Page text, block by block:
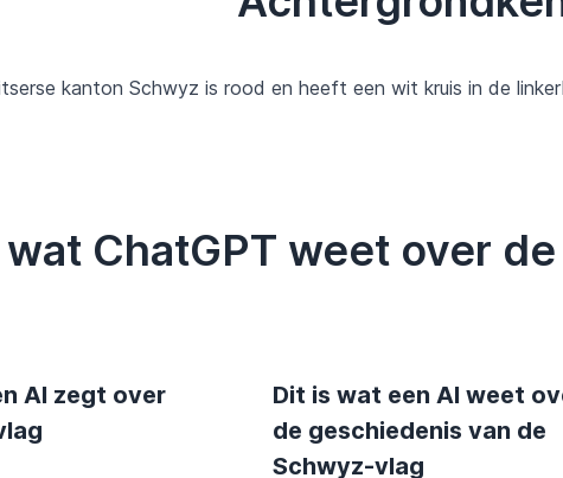
kanton Schwyz is rood en heeft een wit kruis in de
wat ChatGPT weet over
AI zegt over
Dit is wat een AI weet
de geschiedenis van de
Schwyz-vlag